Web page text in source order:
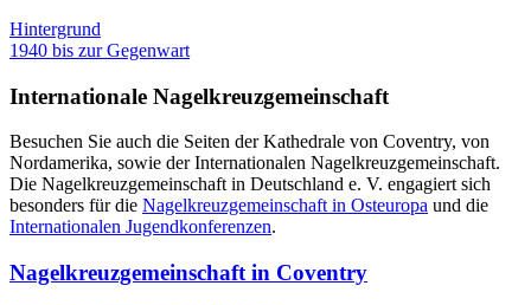
Hintergrund
1940 bis zur Gegenwart
Internationale Nagelkreuzgemeinschaft
Besuchen Sie auch die Seiten der Kathedrale von Coventry, von
Nordamerika, sowie der Internationalen Nagelkreuzgemeinschaft.
Die Nagelkreuzgemeinschaft in Deutschland e. V. engagiert sich
besonders für die Nagelkreuzgemeinschaft in Osteuropa und die
Internationalen Jugendkonferenzen.
Nagelkreuzgemeinschaft in Coventry